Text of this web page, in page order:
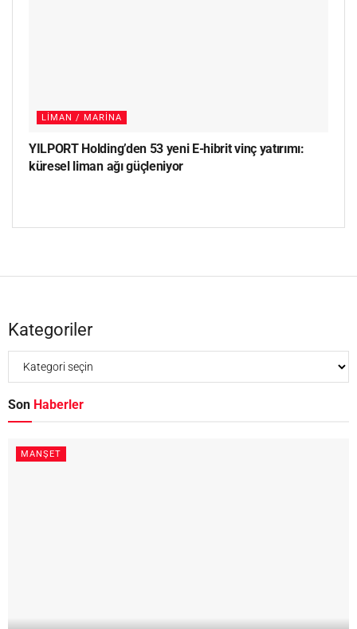
LIMAN / MARINA
YILPORT Holding’den 53 yeni E-hibrit vinç yatırımı:
küresel liman ağı güçleniyor
Kategoriler
Son Haberler
MANŞET